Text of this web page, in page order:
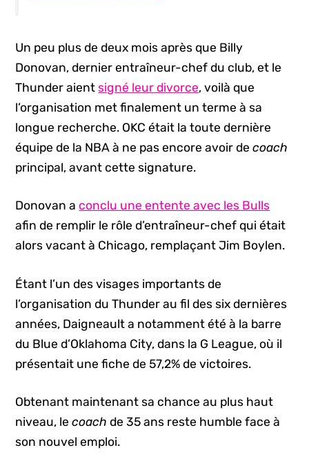
Un peu plus de deux mois après que Billy
Donovan, dernier entraîneur-chef du club, et le
Thunder aientsigné leur divorce, voilà que
l’organisation met finalement un terme à sa
longue recherche. OKC était la toute dernière
équipe de la NBA à ne pas encore avoir decoach
principal, avant cette signature.
Donovan aconclu une entente avec les Bulls
afin de remplir le rôle d’entraîneur-chef qui était
alors vacant à Chicago, remplaçant Jim Boylen.
Étant l’un des visages importants de
l’organisation du Thunder au fil des six dernières
années, Daigneault a notamment été à la barre
du Blue d’Oklahoma City, dans la G League, où il
présentait une fiche de 57,2% de victoires.
Obtenant maintenant sa chance au plus haut
niveau, lecoach de 35 ans reste humble face à
son nouvel emploi.